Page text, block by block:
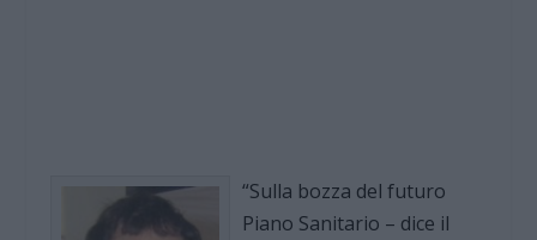
“Sulla bozza del futuro
Piano Sanitario – dice il